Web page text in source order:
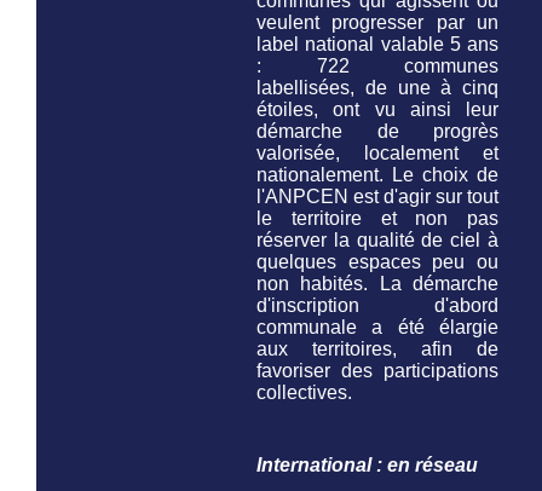
veulent progresser par un
label national valable 5 ans
: 722 communes
labellisées, de une à cinq
étoiles, ont vu ainsi leur
démarche de progrès
valorisée, localement et
nationalement. Le choix de
l'ANPCEN est d'agir sur tout
le territoire et non pas
réserver la qualité de ciel à
quelques espaces peu ou
non habités. La démarche
d'inscription d'abord
communale a été élargie
aux territoires, afin de
favoriser des participations
collectives.
International : en réseau